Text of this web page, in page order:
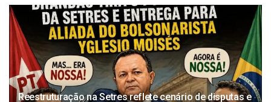
Reestruturação na Setres reflete cenário de disputas e